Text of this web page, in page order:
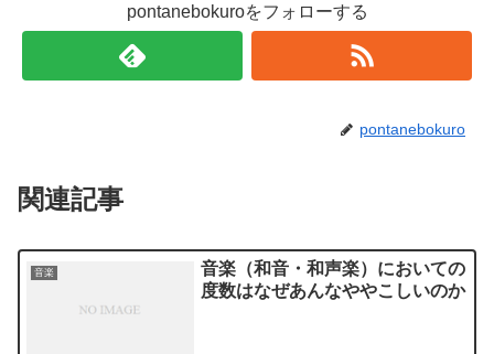
pontanebokuroをフォローする
pontanebokuro
関連記事
音楽
音楽（和音・和声楽）においての
度数はなぜあんなややこしいのか